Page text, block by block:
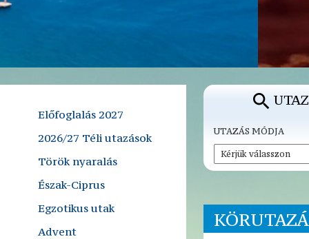
Előfoglalás 2027
2026/27 Téli utazások
Török nyaralás
Észak-Ciprus
Egzotikus utak
Advent
UTAZÁS MÓDJA